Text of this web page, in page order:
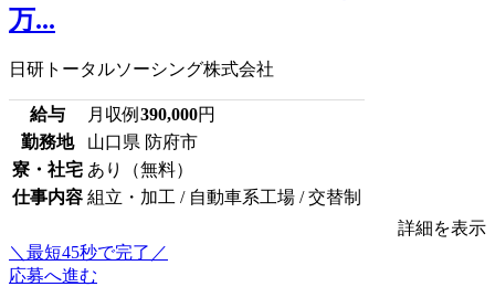
万...
日研トータルソーシング株式会社
給与 月収例 390,000円
勤務地
山口県 防府市
寮・社宅 あり（無料）
仕事内容 組立・加工 / 自動車系工場 / 交替制
詳細を表示
＼最短45秒で完了／
応募へ進む